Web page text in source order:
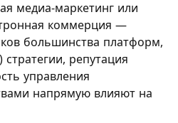
медиа-маркетинг или
коммерция —
большинства платформ,
репутация
управления
напрямую влияют на